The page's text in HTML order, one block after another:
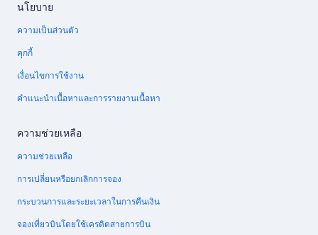
นโยบาย
ความเป็นส่วนตัว
คุกกี้
เงื่อนไขการใช้งาน
คำแนะนำเนื้อหาและการรายงานเนื้อหา
ความช่วยเหลือ
ความช่วยเหลือ
การเปลี่ยนหรือยกเลิกการจอง
กระบวนการและระยะเวลาในการคืนเงิน
จองเที่ยวบินโดยใช้เครดิตสายการบิน